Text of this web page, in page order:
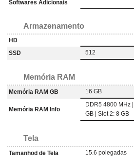
Softwares Adicionais
Armazenamento
HD
SSD
512
Memória RAM
Memória RAM GB 16 GB
Memória RAM Info
DDR5 4800 MHz
GB | Slot 2: 8 GB
Tela
Tamanhod de Tela
15.6 polegadas